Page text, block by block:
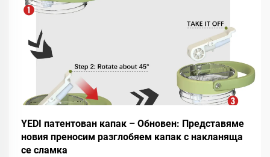
YEDI патентован капак – Обновен: Представяме
новия преносим разглобяем капак с накланяща
се сламка